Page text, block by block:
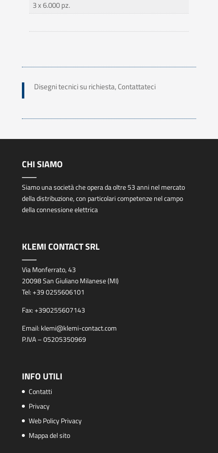
3 x 6.000 pz.
Disegni tecnici su richiesta, Contattateci
CHI SIAMO
Siamo una società che opera da oltre 53 anni nel mercato
della distribuzione, con particolari competenze nel campo
della connessione elettrica
KLEMI CONTACT SRL
Via Monferrato, 43
20098 San Giuliano Milanese (MI)
Tel:+39 0255606101
Fax:+390255607143
Email: klemi@klemi-contact.com
P.IVA – 05205350969
INFO UTILI
Contatti
Privacy
Web Policy Privacy
Mappa del sito